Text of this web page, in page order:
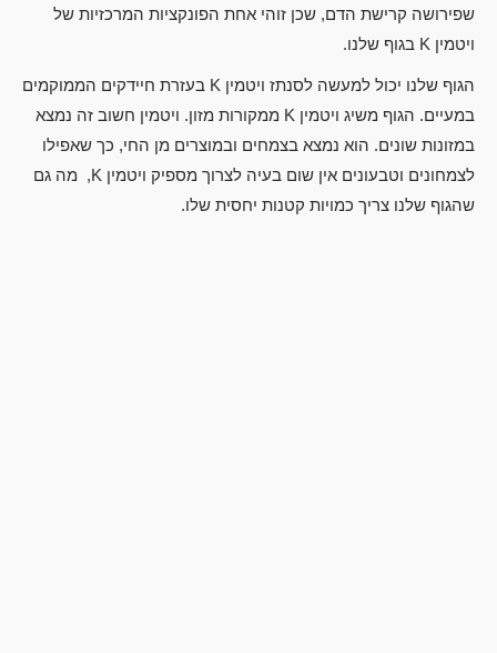
שפירושה קרישת הדם, שכן זוהי אחת הפונקציות המרכזיות של
ויטמין K בגוף שלנו.
הגוף שלנו יכול למעשה לסנתז ויטמין K בעזרת חיידקים הממוקמים
במעיים. הגוף משיג ויטמין K ממקורות מזון. ויטמין חשוב זה נמצא
במזונות שונים. הוא נמצא בצמחים ובמוצרים מן החי, כך שאפילו
לצמחונים וטבעונים אין שום בעיה לצרוך מספיק ויטמין K, מה גם
שהגוף שלנו צריך כמויות קטנות יחסית שלו.